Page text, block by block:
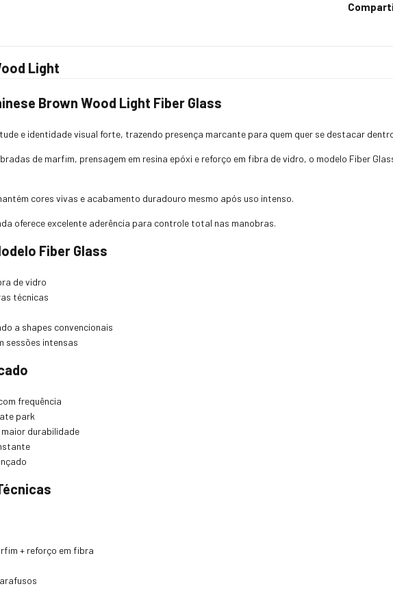
Light
Brown Wood Light Fiber Glass
e identidade visual forte, trazendo presença marcante para quem quer se destacar
de marfim, prensagem em resina epóxi e reforço em fibra de vidro, o modelo Fiber
cores vivas e acabamento duradouro mesmo após uso intenso.
oferece excelente aderência para controle total nas manobras.
Fiber Glass
de vidro
técnicas
a shapes convencionais
sessões intensas
frequência
park
durabilidade
+ reforço em fibra